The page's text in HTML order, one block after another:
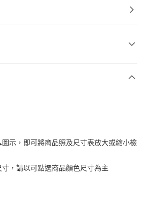
示，即可將商品照及尺寸表放大或縮小檢
，請以可點選商品顏色尺寸為主